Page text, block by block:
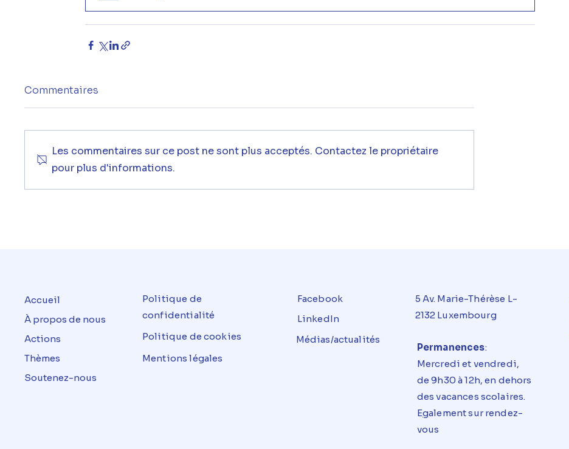
Commentaires
Les commentaires sur ce post ne sont plus acceptés. Contactez le propriétaire
pour plus d'informations.
Accueil
À propos de nous
Actions
Thèmes
Soutenez-nous
Politique de
confidentialité
Politique de cookies
Mentions légales
Facebook
LinkedIn
Médias/actualités
5 Av. Marie-Thérèse L-
2132 Luxembourg
Permanences:
Mercredi et vendredi,
de 9h30 à 12h, en dehors
des vacances scolaires.
Egalement sur rendez-
vous